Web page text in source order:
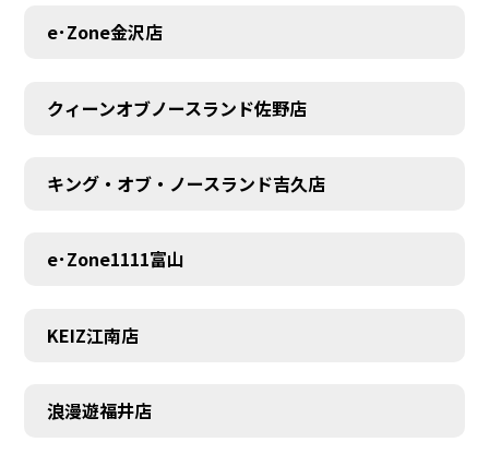
MEMBER
e･Zone金沢店
クィーンオブノースランド佐野店
キング・オブ・ノースランド吉久店
e･Zone1111富山
KEIZ江南店
浪漫遊福井店